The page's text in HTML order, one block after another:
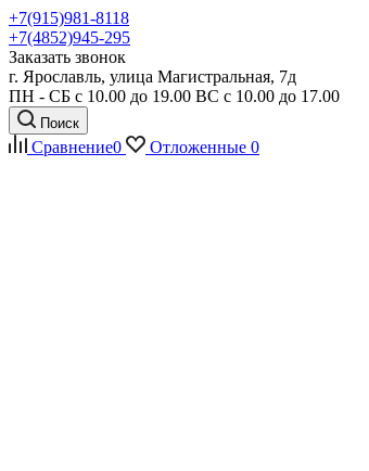
+7(915)981-8118
+7(4852)945-295
Заказать звонок
г. Ярославль, улица Магистральная, 7д
ПН - СБ с 10.00 до 19.00 ВС с 10.00 до 17.00
Поиск
Сравнение0 Отложенные 0